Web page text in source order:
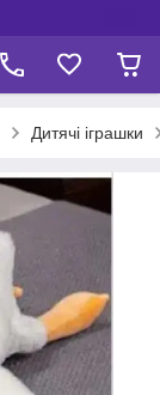
Дитячі іграшки